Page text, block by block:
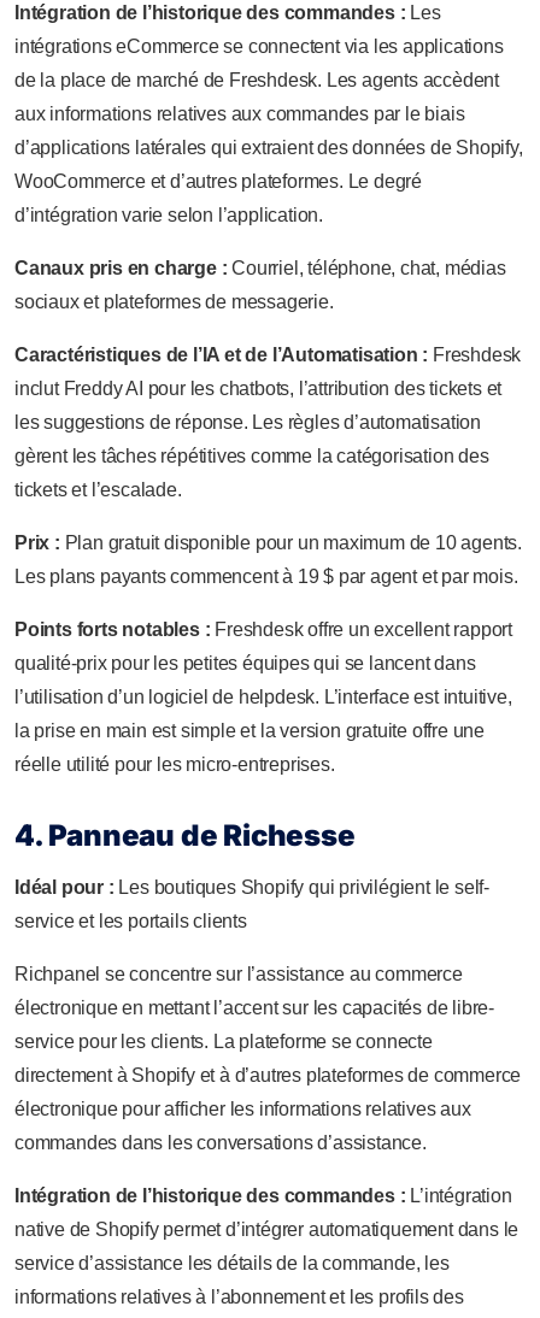
Intégration de l’historique des commandes : Les
intégrations eCommerce se connectent via les applications
de la place de marché de Freshdesk. Les agents accèdent
aux informations relatives aux commandes par le biais
d’applications latérales qui extraient des données de Shopify,
WooCommerce et d’autres plateformes. Le degré
d’intégration varie selon l’application.
Canaux pris en charge : Courriel, téléphone, chat, médias
sociaux et plateformes de messagerie.
Caractéristiques de l’IA et de l’Automatisation : Freshdesk
inclut Freddy AI pour les chatbots, l’attribution des tickets et
les suggestions de réponse. Les règles d’automatisation
gèrent les tâches répétitives comme la catégorisation des
tickets et l’escalade.
Prix : Plan gratuit disponible pour un maximum de 10 agents.
Les plans payants commencent à 19 $ par agent et par mois.
Points forts notables : Freshdesk offre un excellent rapport
qualité-prix pour les petites équipes qui se lancent dans
l’utilisation d’un logiciel de helpdesk. L’interface est intuitive,
la prise en main est simple et la version gratuite offre une
réelle utilité pour les micro-entreprises.
4. Panneau de Richesse
Idéal pour : Les boutiques Shopify qui privilégient le self-
service et les portails clients
Richpanel se concentre sur l’assistance au commerce
électronique en mettant l’accent sur les capacités de libre-
service pour les clients. La plateforme se connecte
directement à Shopify et à d’autres plateformes de commerce
électronique pour afficher les informations relatives aux
commandes dans les conversations d’assistance.
Intégration de l’historique des commandes : L’intégration
native de Shopify permet d’intégrer automatiquement dans le
service d’assistance les détails de la commande, les
informations relatives à l’abonnement et les profils des